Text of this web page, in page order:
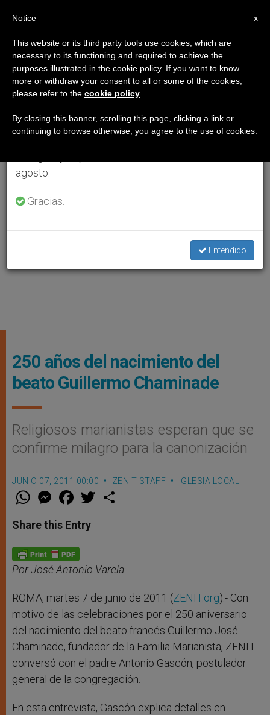
250 años del nacimiento del
beato Guillermo Chaminade
Religiosos marianistas esperan que se
confirme milagro para la canonización
JUNIO 07, 2011 00:00 ZENIT STAFF IGLESIA LOCAL
W
t
s
p
p
M
e
s
e
g
e
r
F
a
e
b
o
k
w
Share this Entry
Por José Antonio Varela
ROMA, martes 7 de junio de 2011 (ZENIT.org).- Con
motivo de las celebraciones por el 250 aniversario
del nacimiento del beato francés Guillermo José
Chaminade, fundador de la Familia Marianista, ZENIT
conversó con el padre Antonio Gascón, postulador
general de la congregación.
En esta entrevista, Gascón explica detalles en
×
Aviso importante
Del 27 de julio al 7 de agosto haremos la pausa
anual, aprovechando que en el periodo de verano
se generan menos informaciones y también el
agosto.
Gracias.
Entendido
x
Notice
This website or its third party tools use cookies, which are
necessary to its functioning and required to achieve the
purposes illustrated in the cookie policy. If you want to know
more or withdraw your consent to all or some of the cookies,
please refer to the cookie policy
By closing this banner, scrolling this page, clicking a link or
continuing to browse otherwise, you agree to the use of cookies.